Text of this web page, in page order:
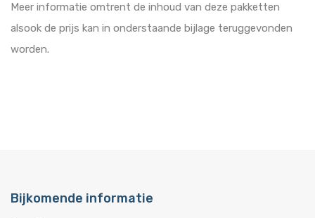
Meer informatie omtrent de inhoud van deze pakketten
alsook de prijs kan in onderstaande bijlage teruggevonden
worden.
Bijkomende informatie